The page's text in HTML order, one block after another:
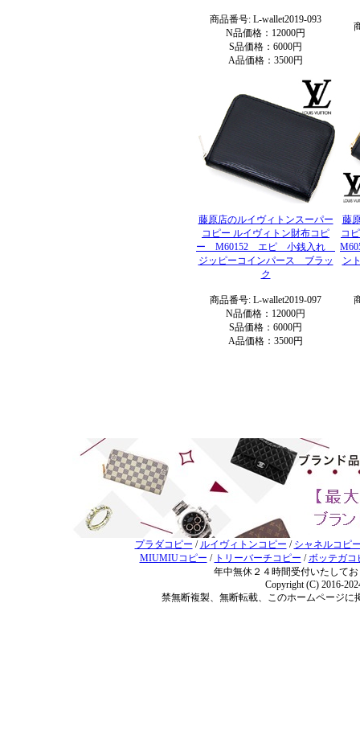
商品番号: L-wallet2019-093
N品価格：12000円
S品価格：6000円
A品価格：3500円
藤原店のルイヴィトンスーパー
コピー ルイヴィトン財布コピ
ー M60152 エピ 小銭入れ
ジッピーコインパース ブラッ
ク
商品番号: L-wallet2019-097
N品価格：12000円
S品価格：6000円
A品価格：3500円
藤
コ
ン
プラダコピー / ルイヴィトンコピー / シャネルコピ
MIUMIUコピー / トリーバーチコピー /ボッテガコ
年中無休２４時間受付いたして
Copyright (C) 2016-
禁無断複製、無断転載、このホームページ